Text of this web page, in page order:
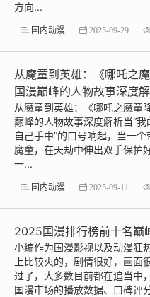
方向...
国内动漫 2025-09-29
从魔童到英雄：《哪吒之
国漫巅峰的人物故事深度
从魔童到英雄：《哪吒之魔
巅峰的人物故事深度解析当“
自己手中”的口号响起，当一
魔童，在天劫中伸出双手保护
一...
国内动漫 2025-09-11
2025国漫排行榜前十名巅
小编作为国漫影视以及动漫狂
上比较火的，剧情很好，画面
过了，大多数目前都在追当中
国漫市场的播放数据、口碑评